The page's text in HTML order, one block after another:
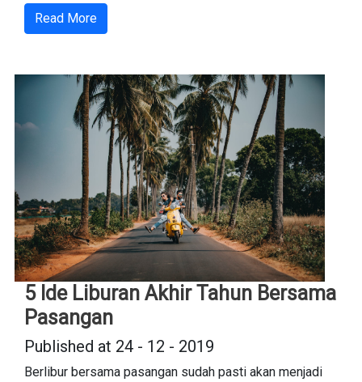
Read More
5 Ide Liburan Akhir Tahun Bersama
Pasangan
Published at 24 - 12 - 2019
Berlibur bersama pasangan sudah pasti akan menjadi